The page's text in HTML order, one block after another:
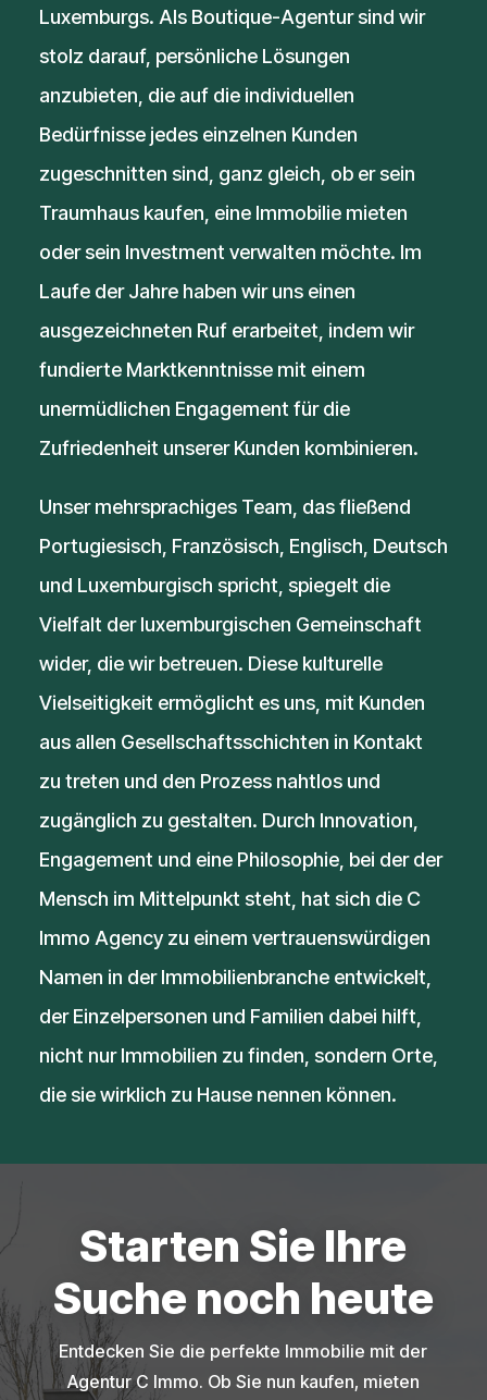
Luxemburgs. Als Boutique-Agentur sind wir
stolz darauf, persönliche Lösungen
anzubieten, die auf die individuellen
Bedürfnisse jedes einzelnen Kunden
zugeschnitten sind, ganz gleich, ob er sein
Traumhaus kaufen, eine Immobilie mieten
oder sein Investment verwalten möchte. Im
Laufe der Jahre haben wir uns einen
ausgezeichneten Ruf erarbeitet, indem wir
fundierte Marktkenntnisse mit einem
unermüdlichen Engagement für die
Zufriedenheit unserer Kunden kombinieren.
Unser mehrsprachiges Team, das fließend
Portugiesisch, Französisch, Englisch, Deutsch
und Luxemburgisch spricht, spiegelt die
Vielfalt der luxemburgischen Gemeinschaft
wider, die wir betreuen. Diese kulturelle
Vielseitigkeit ermöglicht es uns, mit Kunden
aus allen Gesellschaftsschichten in Kontakt
zu treten und den Prozess nahtlos und
zugänglich zu gestalten. Durch Innovation,
Engagement und eine Philosophie, bei der der
Mensch im Mittelpunkt steht, hat sich die C
Immo Agency zu einem vertrauenswürdigen
Namen in der Immobilienbranche entwickelt,
der Einzelpersonen und Familien dabei hilft,
nicht nur Immobilien zu finden, sondern Orte,
die sie wirklich zu Hause nennen können.
Starten Sie Ihre
Suche noch heute
Entdecken Sie die perfekte Immobilie mit der
Agentur C Immo. Ob Sie nun kaufen, mieten